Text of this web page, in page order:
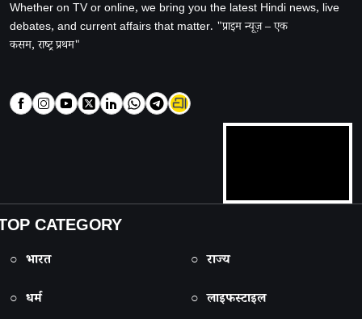
Whether on TV or online, we bring you the latest Hindi news, live
debates, and current affairs that matter. "प्राइम न्यूज़ – एक
कसम, राष्ट्र प्रथम"
CATEGORY
○ भारत
○ राज्य
○ धर्म
○ लाइफस्टाइल